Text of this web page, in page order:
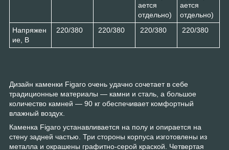
ается
отдельно)
ается
отдельно)
Напряжен
ие, В
220/380 220/380 220/380 220/380
Дизайн каменки Figaro очень удачно сочетает в себе
традиционные материалы — камни и сталь, а большое
количество камней — 90 кг обеспечивает комфортный
влажный воздух.
Каменка Figaro устанавливается на полу и опирается на
стену задней частью. Три стороны корпуса изготовлены из
металла и окрашены графитно-серой краской. Четвертая